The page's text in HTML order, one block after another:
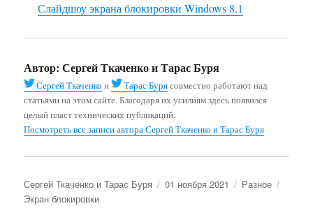
Слайдшоу экрана блокировки Windows 8.1
Автор: Сергей Ткаченко и Тарас Буря
Сергей Ткаченко и Тарас Бурясовместно работают над
статьями на этом сайте. Благодаря их усилиям здесь появился
целый пласт технических публикаций.
Посмотреть все записи автора Сергей Ткаченко и Тарас Буря
Автор
Сергей Ткаченко и Тарас Буря Опубликовано
01 ноября 2021 Рубрики
Разное
Экран блокировки